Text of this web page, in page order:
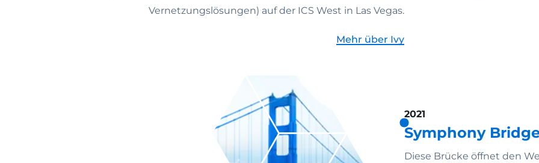
Vernetzungslösungen) auf der ICS West in Las Vegas.
Mehr über Ivy
2021
Symphony
Diese Brücke öffnet den